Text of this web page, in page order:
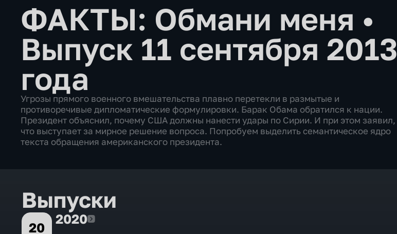
ФАКТЫ: Обмани меня •
Выпуск 11 сентября 2013
года
Угрозы прямого военного вмешательства плавно перетекли в размытые и
противоречивые дипломатические формулировки. Барак Обама обратился к нации.
Президент объяснил, почему США должны нанести удары по Сирии. И при этом заявил,
что выступает за мирное решение вопроса. Попробуем выделить семантическое ядро
текста обращения американского президента.
Выпуски
20
20202020